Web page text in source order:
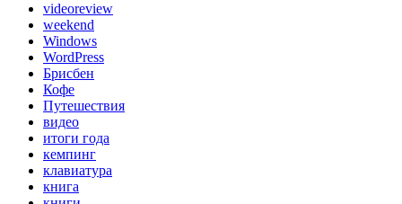
videoreview
weekend
Windows
WordPress
Брисбен
Кофе
Путешествия
видео
итоги года
кемпинг
клавиатура
книга